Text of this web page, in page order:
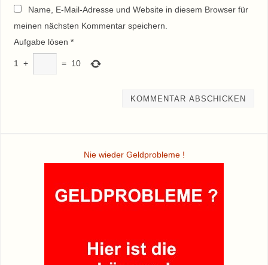
Name, E-Mail-Adresse und Website in diesem Browser für
meinen nächsten Kommentar speichern.
Aufgabe lösen *
1 + = 10
Nie wieder Geldprobleme !